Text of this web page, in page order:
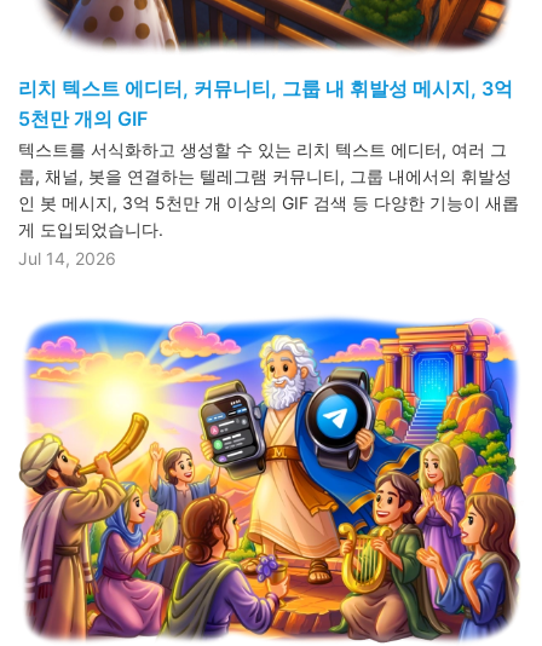
리치 텍스트 에디터, 커뮤니티, 그룹 내 휘발성 메시지, 3억
5천만 개의 GIF
텍스트를 서식화하고 생성할 수 있는 리치 텍스트 에디터, 여러 그
룹, 채널, 봇을 연결하는 텔레그램 커뮤니티, 그룹 내에서의 휘발성
인 봇 메시지, 3억 5천만 개 이상의 GIF 검색 등 다양한 기능이 새롭
게 도입되었습니다.
Jul 14, 2026